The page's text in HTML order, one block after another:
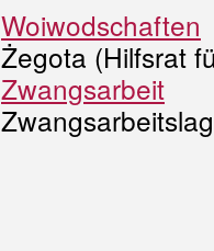
Woiwodschaften
Żegota (Hilfsrat
Zwangsarbeit